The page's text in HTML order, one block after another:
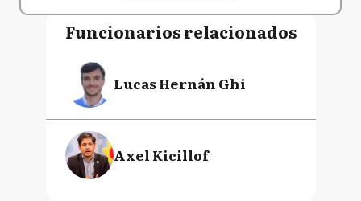
Funcionarios relacionados
Lucas Hernán Ghi
Axel Kicillof